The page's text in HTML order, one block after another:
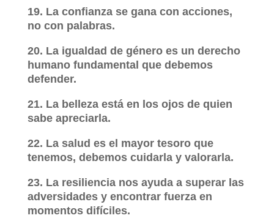
19. La confianza se gana con acciones,
no con palabras.
20. La igualdad de género es un derecho
humano fundamental que debemos
defender.
21. La belleza está en los ojos de quien
sabe apreciarla.
22. La salud es el mayor tesoro que
tenemos, debemos cuidarla y valorarla.
23. La resiliencia nos ayuda a superar las
adversidades y encontrar fuerza en
momentos difíciles.